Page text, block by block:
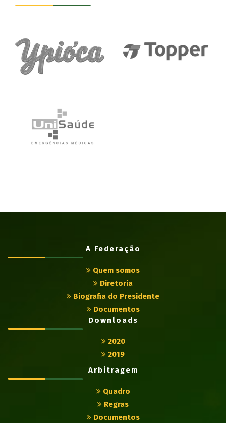
A Federação
Quem somos
Diretoria
Biografia do Presidente
Documentos
Downloads
2020
2019
Arbitragem
Quadro
Regras
Documentos